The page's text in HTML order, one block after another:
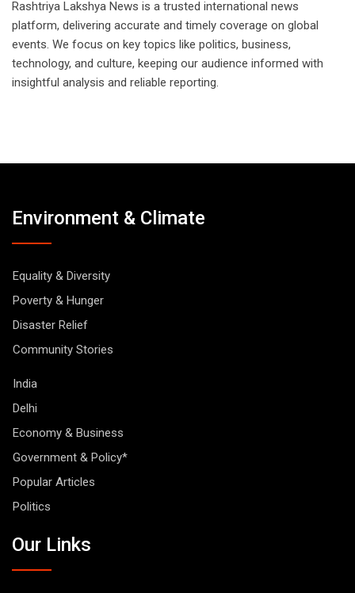
Rashtriya Lakshya News is a trusted international news
platform, delivering accurate and timely coverage on global
events. We focus on key topics like politics, business,
technology, and culture, keeping our audience informed with
insightful analysis and reliable reporting.
Environment & Climate
Equality & Diversity
Poverty & Hunger
Disaster Relief
Community Stories
India
Delhi
Economy & Business
Government & Policy*
Popular Articles
Politics
Our Links